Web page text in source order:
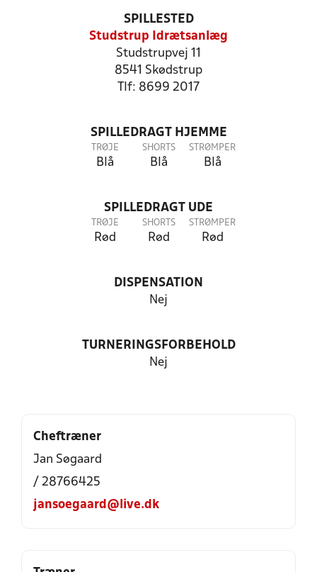
SPILLESTED
Studstrup Idrætsanlæg
Studstrupvej 11
8541 Skødstrup
Tlf: 8699 2017
SPILLEDRAGT HJEMME
TRØJE
Blå
SHORTS
Blå
STRØMPER
Blå
SPILLEDRAGT UDE
TRØJE
Rød
SHORTS
Rød
STRØMPER
Rød
DISPENSATION
Nej
TURNERINGSFORBEHOLD
Nej
Cheftræner
Jan Søgaard
/ 28766425
jansoegaard@live.dk